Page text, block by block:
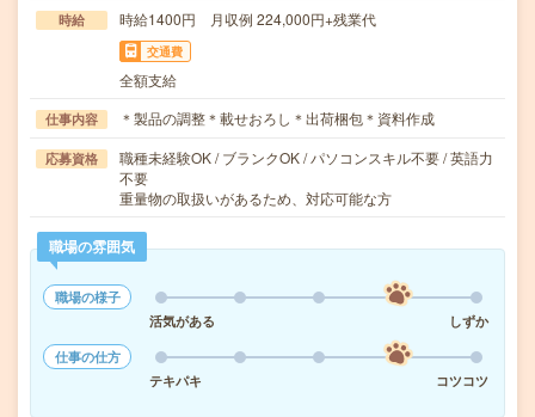
時給 時給1400円 月収例 224,000円+残業代
交通費
全額支給
仕事内容 ＊製品の調整＊載せおろし＊出荷梱包＊資料作成
応募資格
職種未経験OK / ブランクOK / パソコンスキル不要 / 英語力
不要
重量物の取扱いがあるため、対応可能な方
職場の雰囲気
職場の様子
活気がある
しずか
仕事の仕方
テキパキ
コツコツ